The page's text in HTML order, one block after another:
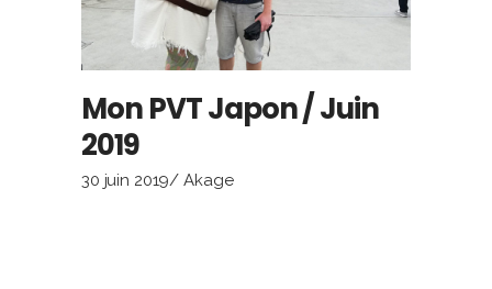
Mon PVT Japon / Juin
2019
30 juin 2019 Akage